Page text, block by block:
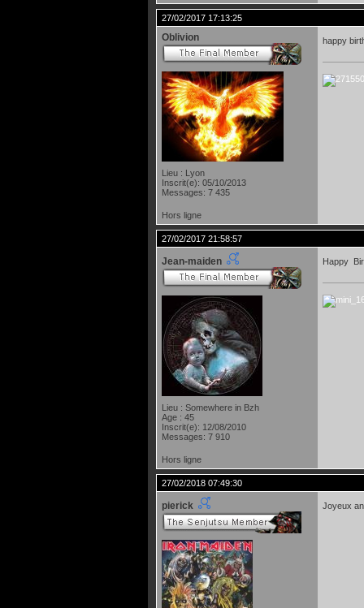
27/02/2017 17:13:25
Oblivion
Lieu : Lyon
Inscrit(e): 05/10/2013
Messages: 7 435
happy
Hors ligne
27/02/2017 21:58:57
Jean-maiden
Lieu : Somewhere in Bzh
Age : 45
Inscrit(e): 12/08/2010
Messages: 7 910
Happy
Hors ligne
27/02/2018 07:49:30
pierick Joyeux